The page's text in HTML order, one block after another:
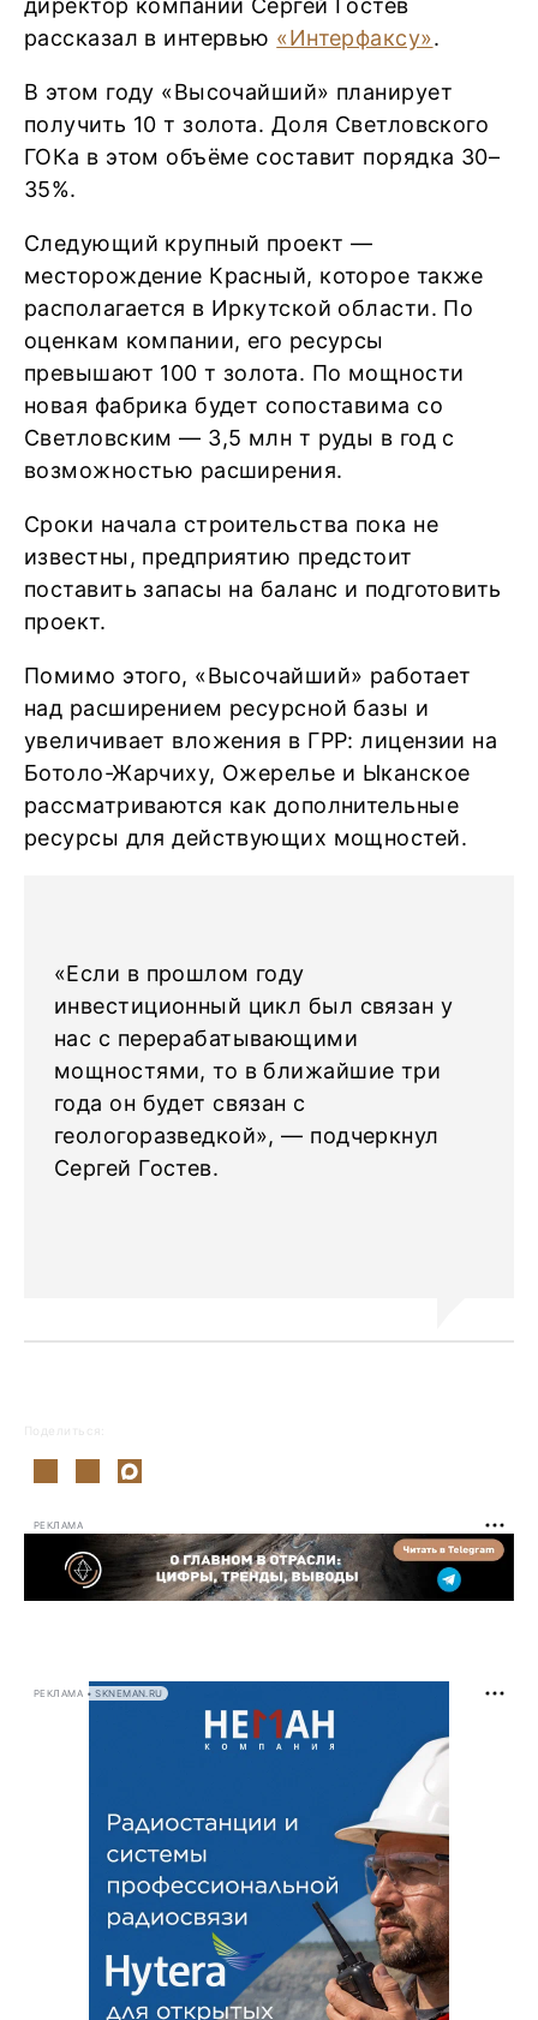
директор компании Сергей Гостев
рассказал в интервью «Интерфаксу».
В этом году «Высочайший» планирует
получить 10 т золота. Доля Светловского
ГОКа в этом объёме составит порядка 30–
35%.
Следующий крупный проект —
месторождение Красный, которое также
располагается в Иркутской области. По
оценкам компании, его ресурсы
превышают 100 т золота. По мощности
новая фабрика будет сопоставима со
Светловским — 3,5 млн т руды в год с
возможностью расширения.
Сроки начала строительства пока не
известны, предприятию предстоит
поставить запасы на баланс и подготовить
проект.
Помимо этого, «Высочайший» работает
над расширением ресурсной базы и
увеличивает вложения в ГРР: лицензии на
Ботоло-Жарчиху, Ожерелье и Ыканское
рассматриваются как дополнительные
ресурсы для действующих мощностей.
«Если в прошлом году
инвестиционный цикл был связан у
нас с перерабатывающими
мощностями, то в ближайшие три
года он будет связан с
геологоразведкой», — подчеркнул
Сергей Гостев.
Поделиться:
РЕКЛАМА
РЕКЛАМА • SKNEMAN.RU